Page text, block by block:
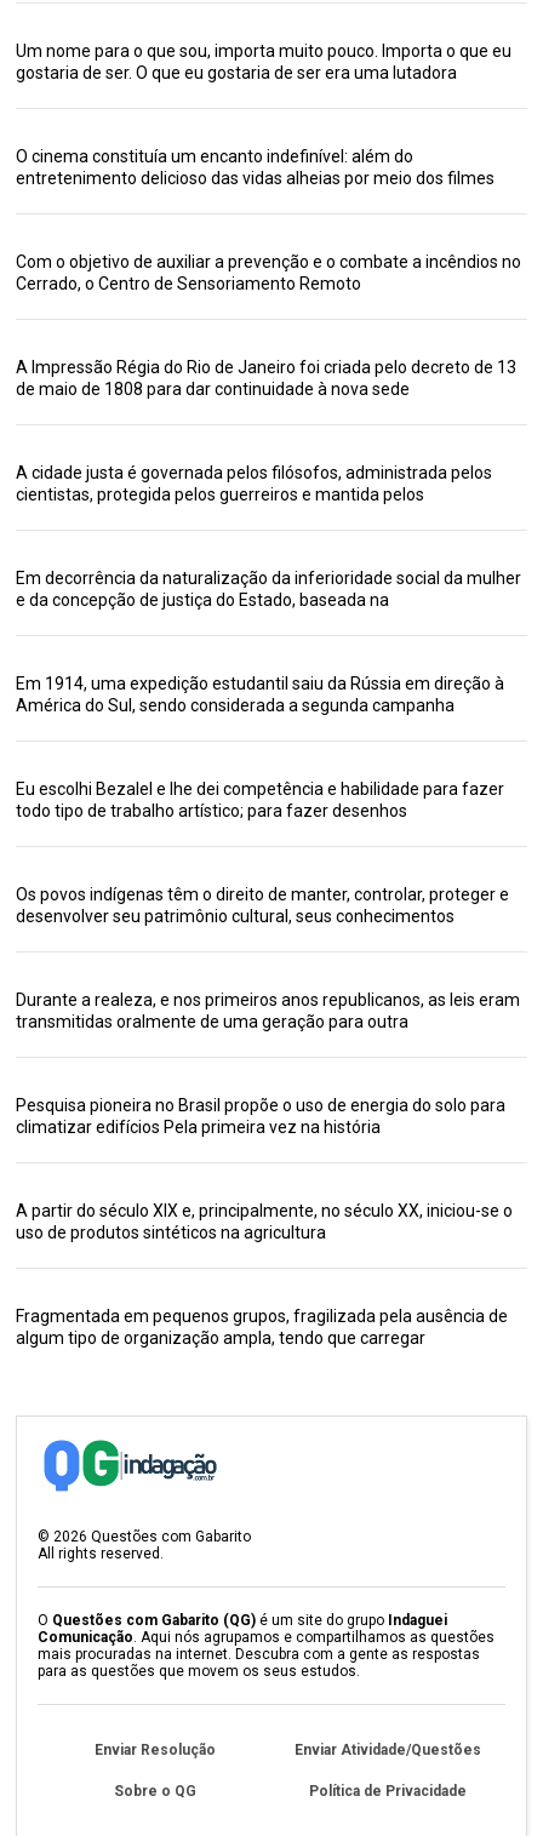
Um nome para o que sou, importa muito pouco. Importa o que eu
gostaria de ser. O que eu gostaria de ser era uma lutadora
O cinema constituía um encanto indefinível: além do
entretenimento delicioso das vidas alheias por meio dos filmes
Com o objetivo de auxiliar a prevenção e o combate a incêndios no
Cerrado, o Centro de Sensoriamento Remoto
A Impressão Régia do Rio de Janeiro foi criada pelo decreto de 13
de maio de 1808 para dar continuidade à nova sede
A cidade justa é governada pelos filósofos, administrada pelos
cientistas, protegida pelos guerreiros e mantida pelos
Em decorrência da naturalização da inferioridade social da mulher
e da concepção de justiça do Estado, baseada na
Em 1914, uma expedição estudantil saiu da Rússia em direção à
América do Sul, sendo considerada a segunda campanha
Eu escolhi Bezalel e lhe dei competência e habilidade para fazer
todo tipo de trabalho artístico; para fazer desenhos
Os povos indígenas têm o direito de manter, controlar, proteger e
desenvolver seu patrimônio cultural, seus conhecimentos
Durante a realeza, e nos primeiros anos republicanos, as leis eram
transmitidas oralmente de uma geração para outra
Pesquisa pioneira no Brasil propõe o uso de energia do solo para
climatizar edifícios Pela primeira vez na história
A partir do século XIX e, principalmente, no século XX, iniciou-se o
uso de produtos sintéticos na agricultura
Fragmentada em pequenos grupos, fragilizada pela ausência de
algum tipo de organização ampla, tendo que carregar
© 2026 Questões com Gabarito
All rights reserved.
O Questões com Gabarito (QG) é um site do grupo Indaguei
Comunicação . Aqui nós agrupamos e compartilhamos as questões
mais procuradas na internet. Descubra com a gente as respostas
para as questões que movem os seus estudos.
Enviar Resolução Enviar Atividade/Questões
Sobre o QG Política de Privacidade